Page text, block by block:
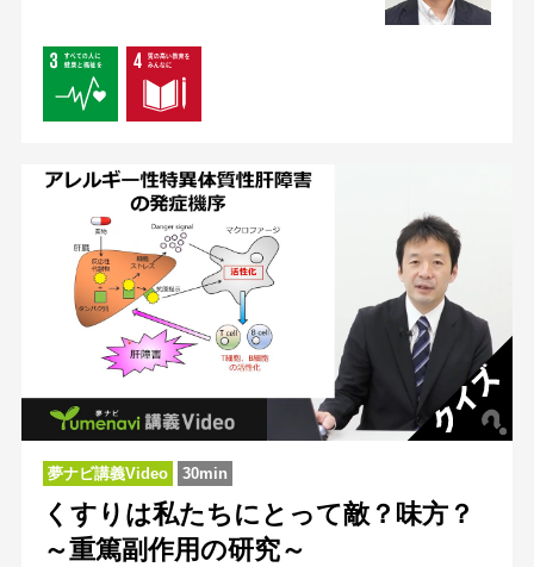
夢ナビ講義Video 30min
くすりは私たちにとって敵？味方？
～重篤副作用の研究～